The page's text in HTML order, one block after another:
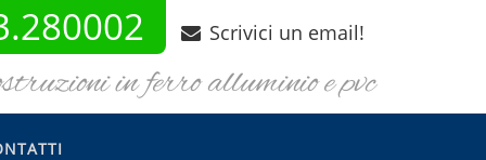
Scrivici un email!
in ferro alluminio e pvc